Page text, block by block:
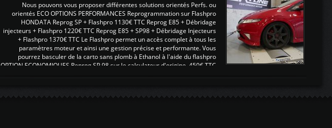
Nous pouvons vous proposer différentes solutions orientés Perfs. ou
orientés ECO OPTIONS PERFORMANCES Reprogrammation sur Flashpro
HONDATA Reprog SP + Flashpro 1130€ TTC Reprog E85 + Débridage
injecteurs + Flashpro 1220€ TTC Reprog E85 + SP98 + Débridage Injecteurs
+ Flashpro 1370€ TTC Le Flashpro permet un accès complet à tous les
paramètres moteur et ainsi une gestion précise et performante. Vous
pourrez basculer de la carto sans plomb à Ethanol à l'aide du flashpro
OPTION ECONOMIQUES Reprog SP 98 sur le calculateur d'origine 450€ TTC